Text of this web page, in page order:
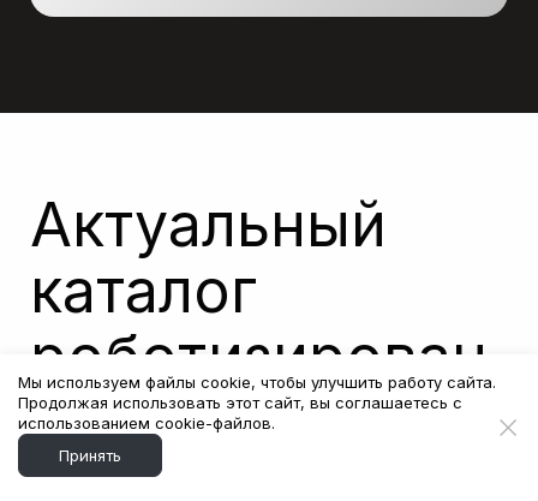
Актуальный
каталог
роботизирован
ных решений
Мы используем файлы cookie, чтобы улучшить работу сайта.
Продолжая использовать этот сайт, вы соглашаетесь с
использованием cookie-файлов.
Принять